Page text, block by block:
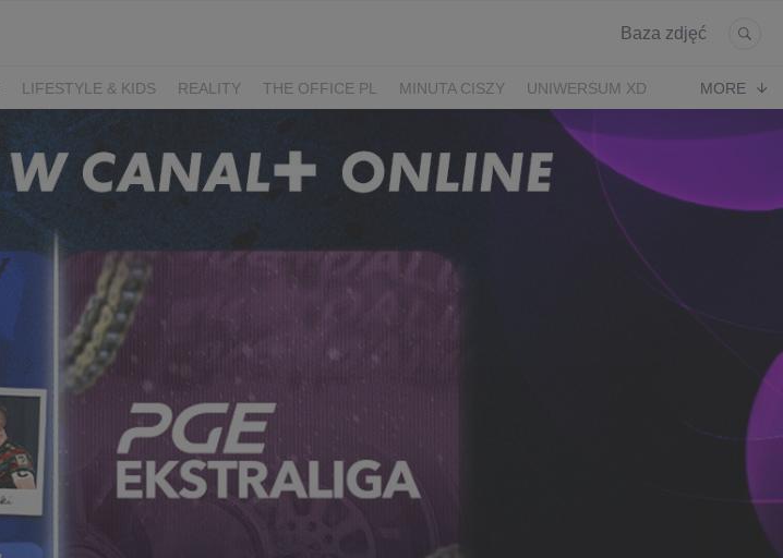
Baza zdjęć
LIFESTYLE & KIDS REALITY THE OFFICE PL MINUTA CISZY
UNIWERSUM XD
SORTOWNIA
MORE